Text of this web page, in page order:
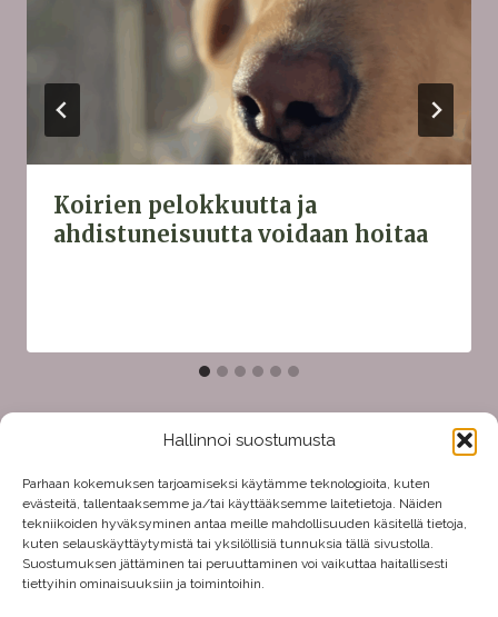
Hallinnoi suostumusta
Parhaan kokemuksen tarjoamiseksi käytämme teknologioita, kuten
evästeitä, tallentaaksemme ja/tai käyttääksemme laitetietoja. Näiden
tekniikoiden hyväksyminen antaa meille mahdollisuuden käsitellä tietoja,
kuten selauskäyttäytymistä tai yksilöllisiä tunnuksia tällä sivustolla.
Suostumuksen jättäminen tai peruuttaminen voi vaikuttaa haitallisesti
tiettyihin ominaisuuksiin ja toimintoihin.
Koirien pelokkuutta ja
ahdistuneisuutta voidaan hoitaa
Tutkittua tietoa koirien jalostuksesta ja
hyvinvoinnista